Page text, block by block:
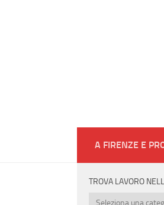
A FIRENZE E
TROVA LAVORO
Trova